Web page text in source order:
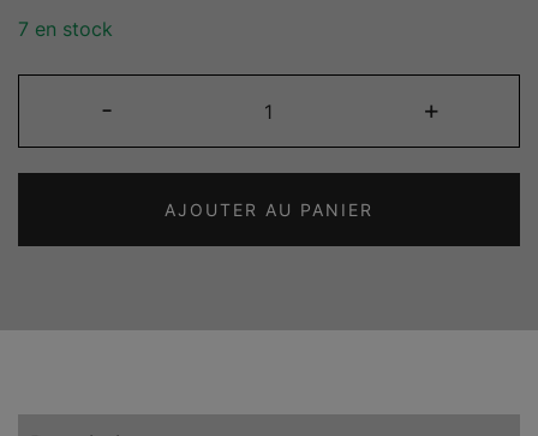
7 en stock
-
en
vin
Wine
+
AJOUTER AU PANIER